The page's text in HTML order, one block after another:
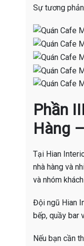
Sự tương
Phần
Hàng
Tại Hian
nhà hàng và
và nhóm
Đội ngũ Hian
bếp, quầy bar
Nếu bạn cần